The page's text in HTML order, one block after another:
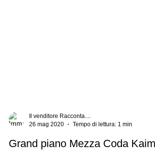
Il venditore Racconta....